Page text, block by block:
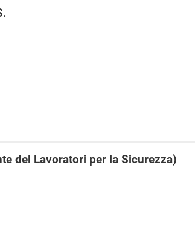
del Lavoratori per la Sicurezza)